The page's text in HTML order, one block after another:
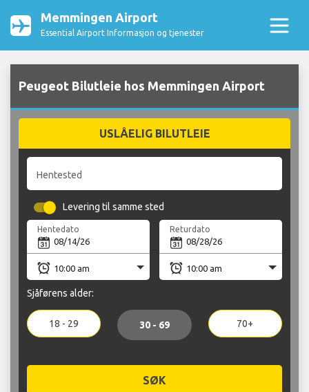
Memmingen Airport
Essential Airport Informasjon og tjenester
Peugeot Bilutleie hos Memmingen Airport
USLÅELIG BILUTLEIE
Hentested
Levering til samme sted
Hentedato Returdato
Sjåførens alder:
18 - 29 30 - 69 70+
SØK